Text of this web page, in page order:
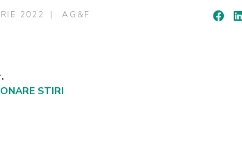
2022 AG&F
STIRI